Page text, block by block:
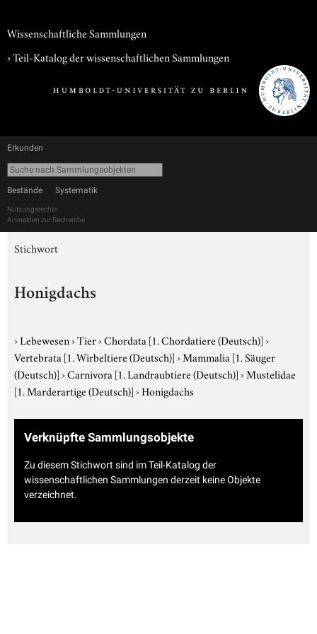
Wissenschaftliche Sammlungen
› Teil-Katalog der wissenschaftlichen Sammlungen
Erkunden
Bestände Systematik
Nutzungsrechte
Anmelden zur Recherche
Stichwort
Honigdachs
›Lebewesen›Tier›Chordata [1. Chordatiere (Deutsch)]›
Vertebrata [1. Wirbeltiere (Deutsch)]›Mammalia [1. Säuger
(Deutsch)]›Carnivora [1. Landraubtiere (Deutsch)]›Mustelidae
[1. Marderartige (Deutsch)]›Honigdachs
Verknüpfte Sammlungsobjekte
Zu diesem Stichwort sind im Teil-Katalog der
wissenschaftlichen Sammlungen derzeit keine Objekte
verzeichnet.